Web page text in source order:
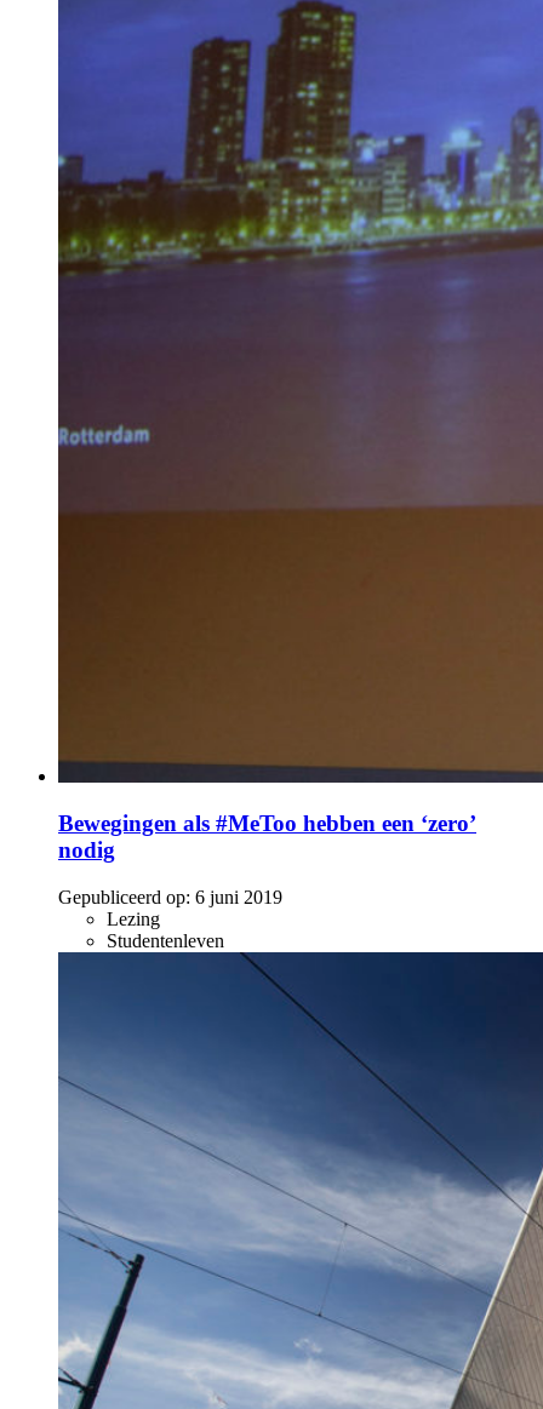
Bewegingen als #MeToo hebben een ‘zero’
nodig
Gepubliceerd op: 6 juni 2019
Lezing
Studentenleven